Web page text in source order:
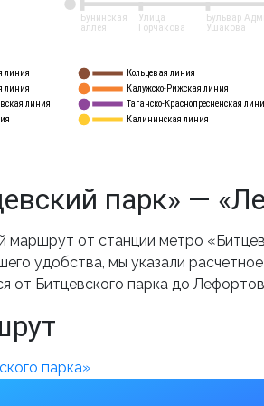
линия
линия
линия
Кольцевая линия
Калужско-Рижская линия
Таганско-Краснопресненская
Калининская линия
Бульвар
Ушакова
Улица
Горчакова
Бунинская
аллея
парк» —
от станции метро
удобства, мы указали
от Битцевского парка до
парка»